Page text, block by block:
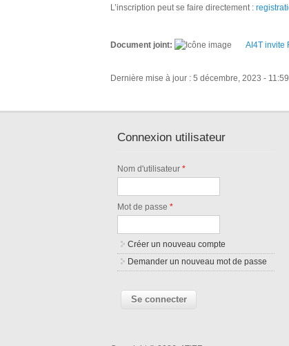
L’inscription peut se faire directement :
Document joint: AI4T invite
Dernière mise à jour : 5 décembre, 2023 - 11:59
Connexion utilisateur
Nom d'utilisateur*
Mot de passe*
Créer un nouveau compte
Demander un nouveau mot de passe